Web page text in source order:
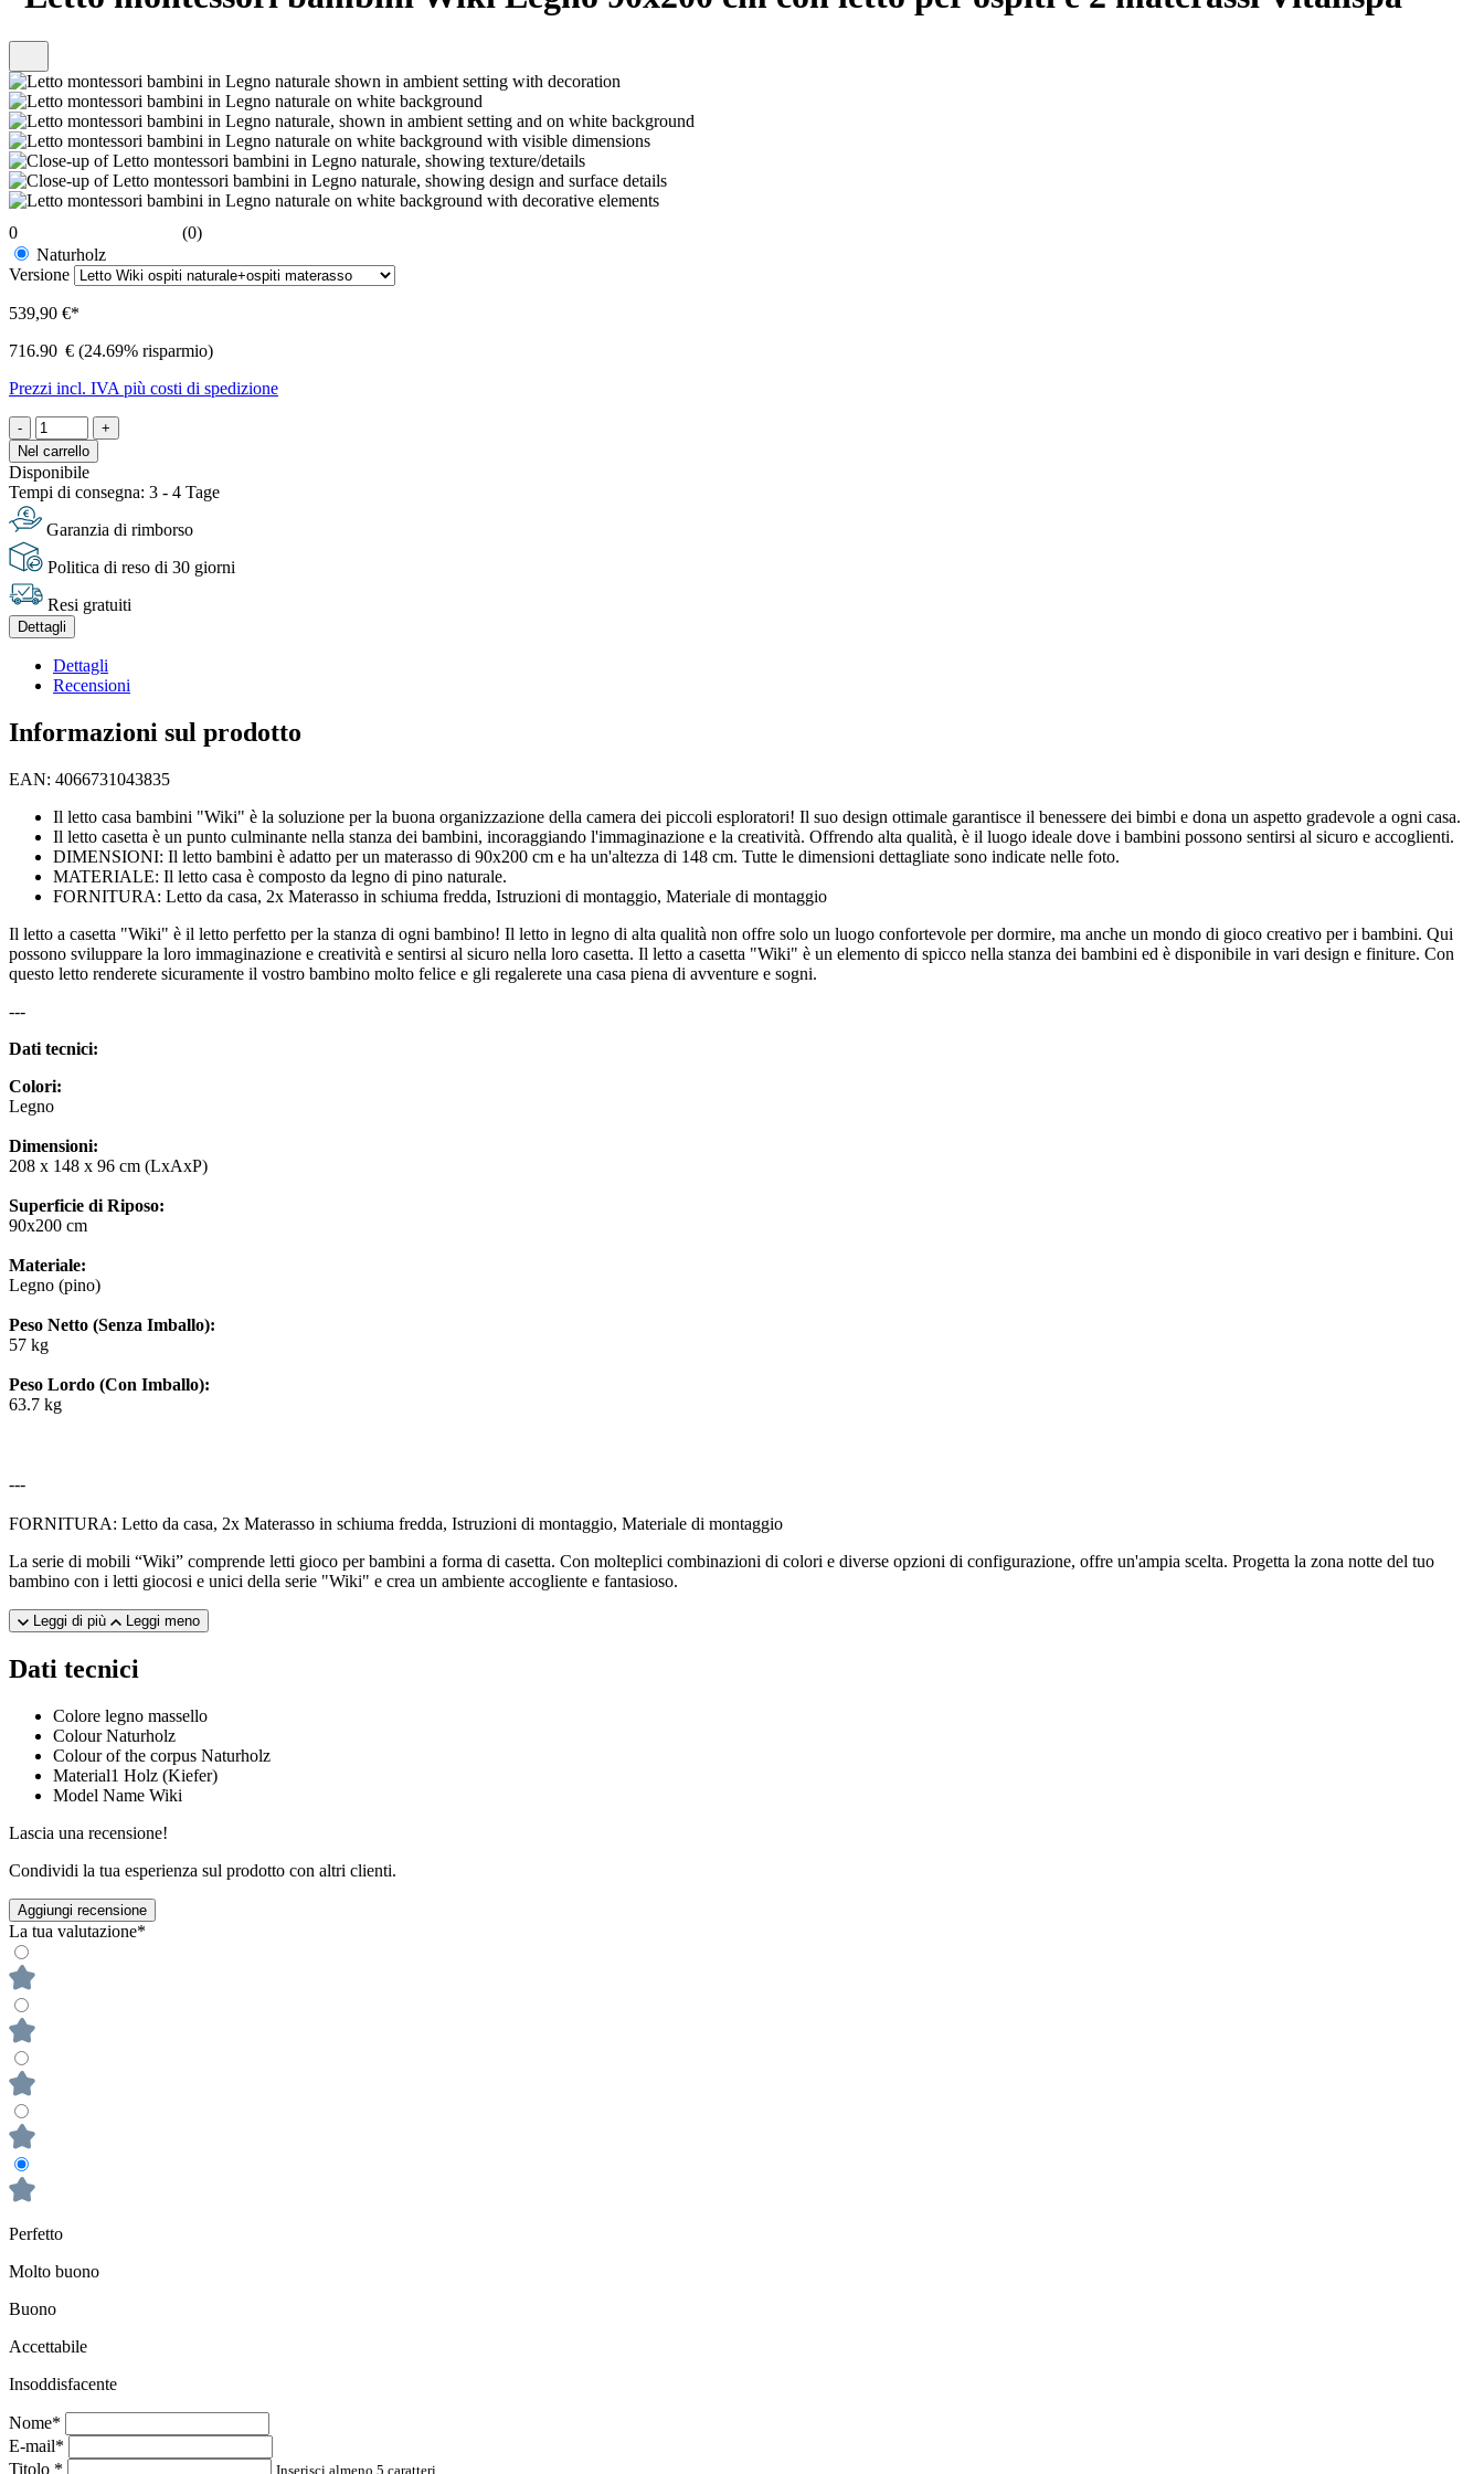
0
(0)
Naturholz
Versione
539,90 €*
716.90 € (24.69% risparmio)
Prezzi incl. IVA più costi di spedizione
-
+
Nel carrello
Disponibile
Tempi di consegna: 3 - 4 Tage
Garanzia di rimborso
Politica di reso di 30 giorni
Resi gratuiti
Dettagli
Dettagli
Recensioni
Informazioni sul prodotto
EAN: 4066731043835
Il letto casa bambini "Wiki" è la soluzione per la buona organizzazione della camera dei piccoli esploratori! Il suo design ottimale garantisce il benessere dei bimbi e dona un aspetto gradevole a ogni casa.
Il letto casetta è un punto culminante nella stanza dei bambini, incoraggiando l'immaginazione e la creatività. Offrendo alta qualità, è il luogo ideale dove i bambini possono sentirsi al sicuro e accoglienti.
DIMENSIONI: Il letto bambini è adatto per un materasso di 90x200 cm e ha un'altezza di 148 cm. Tutte le dimensioni dettagliate sono indicate nelle foto.
MATERIALE: Il letto casa è composto da legno di pino naturale.
FORNITURA: Letto da casa, 2x Materasso in schiuma fredda, Istruzioni di montaggio, Materiale di montaggio
Il letto a casetta "Wiki" è il letto perfetto per la stanza di ogni bambino! Il letto in legno di alta qualità non offre solo un luogo confortevole per dormire, ma anche un mondo di gioco creativo per i bambini. Qui
possono sviluppare la loro immaginazione e creatività e sentirsi al sicuro nella loro casetta. Il letto a casetta "Wiki" è un elemento di spicco nella stanza dei bambini ed è disponibile in vari design e finiture. Con
questo letto renderete sicuramente il vostro bambino molto felice e gli regalerete una casa piena di avventure e sogni.
---
Dati tecnici:
Colori:
Legno
Dimensioni:
208 x 148 x 96 cm (LxAxP)
Superficie di Riposo:
90x200 cm
Materiale:
Legno (pino)
Peso Netto (Senza Imballo):
57 kg
Peso Lordo (Con Imballo):
63.7 kg
---
FORNITURA: Letto da casa, 2x Materasso in schiuma fredda, Istruzioni di montaggio, Materiale di montaggio
La serie di mobili “Wiki” comprende letti gioco per bambini a forma di casetta. Con molteplici combinazioni di colori e diverse opzioni di configurazione, offre un'ampia scelta. Progetta la zona notte del tuo
bambino con i letti giocosi e unici della serie "Wiki" e crea un ambiente accogliente e fantasioso.
Leggi di più Leggi meno
Dati tecnici
Colore legno massello
Colour Naturholz
Colour of the corpus Naturholz
Material1 Holz (Kiefer)
Model Name Wiki
Lascia una recensione!
Condividi la tua esperienza sul prodotto con altri clienti.
Aggiungi recensione
La tua valutazione*
Perfetto
Molto buono
Buono
Accettabile
Insoddisfacente
Nome*
E-mail*
Titolo * Inserisci almeno 5 caratteri.